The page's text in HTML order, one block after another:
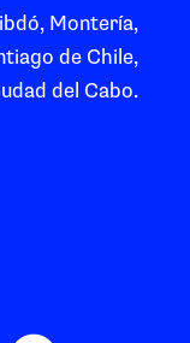
Montería,
de Chile,
del Cabo.